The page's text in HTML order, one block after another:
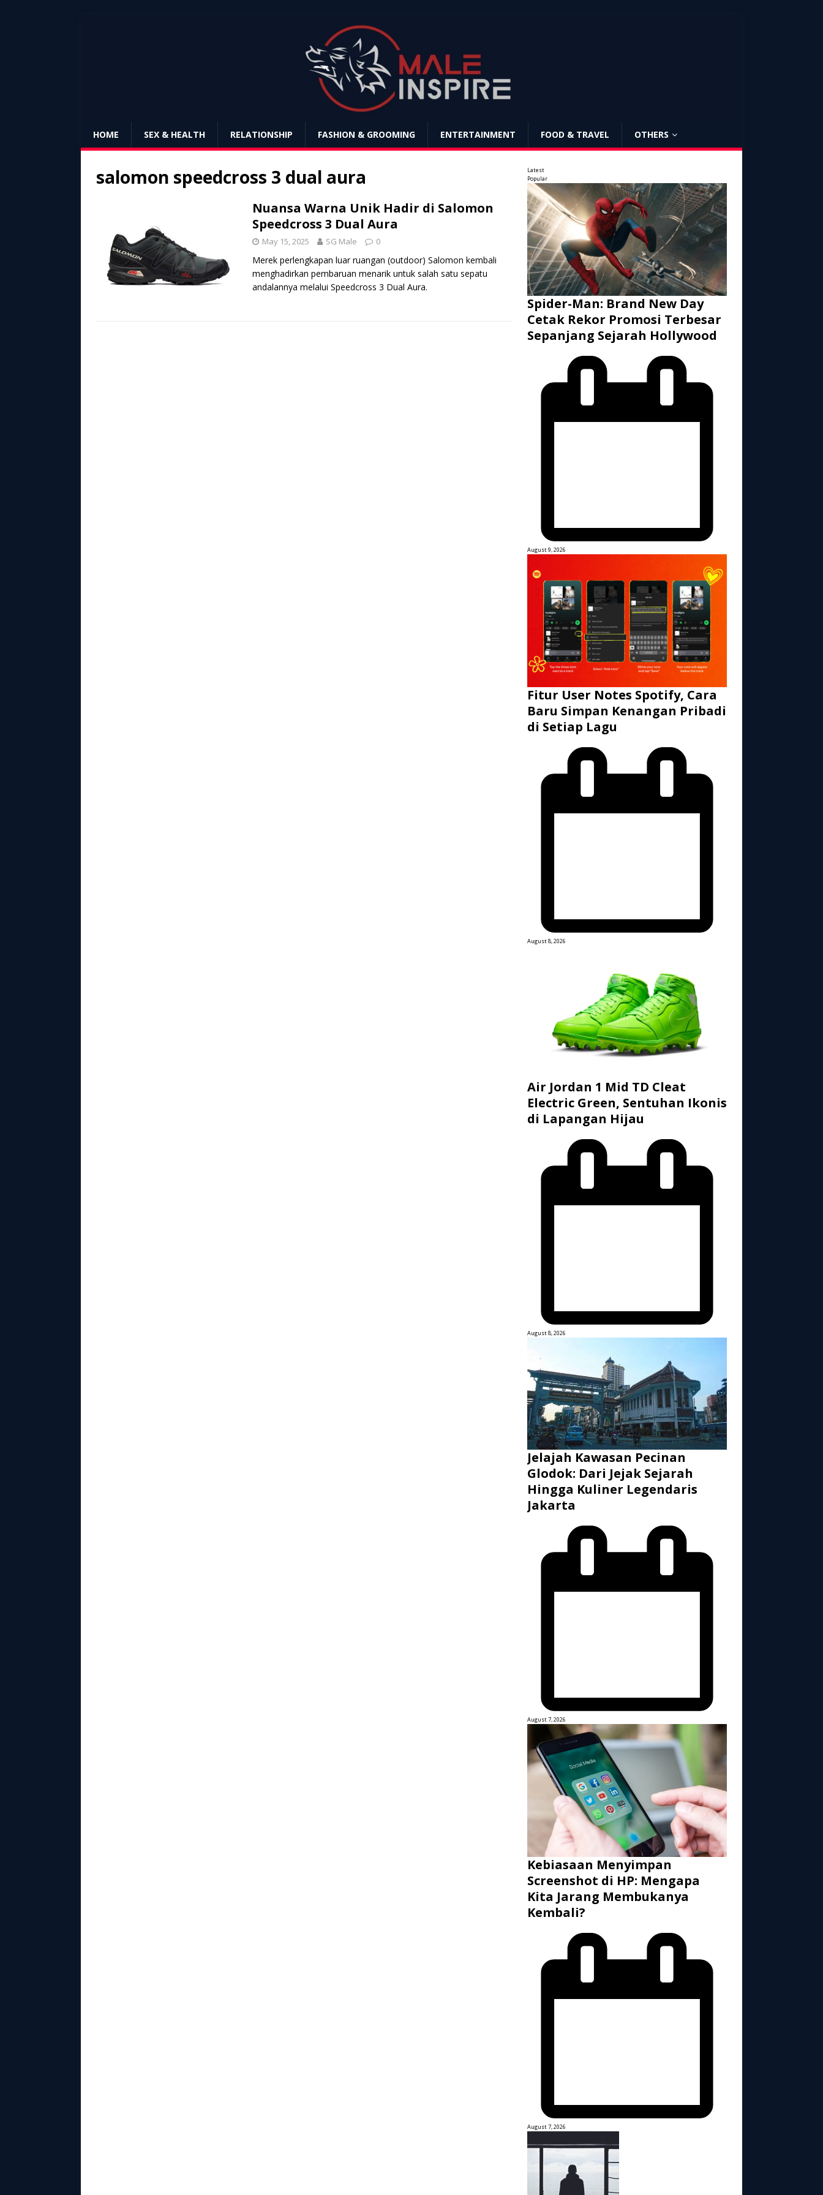
HOME SEX & HEALTH RELATIONSHIP FASHION & GROOMING ENTERTAINMENT FOOD & TRAVEL OTHERS
salomon speedcross 3 dual aura
Nuansa Warna Unik Hadir di Salomon
Speedcross 3 Dual Aura
May 15, 2025 SG Male 0
Merek perlengkapan luar ruangan (outdoor) Salomon kembali
menghadirkan pembaruan menarik untuk salah satu sepatu
andalannya melalui Speedcross 3 Dual Aura.
Latest
Popular
Spider-Man: Brand New Day
Cetak Rekor Promosi Terbesar
Sepanjang Sejarah Hollywood
August 9, 2026
Fitur User Notes Spotify, Cara
Baru Simpan Kenangan Pribadi
di Setiap Lagu
August 8, 2026
Air Jordan 1 Mid TD Cleat
Electric Green, Sentuhan Ikonis
di Lapangan Hijau
August 8, 2026
Jelajah Kawasan Pecinan
Glodok: Dari Jejak Sejarah
Hingga Kuliner Legendaris
Jakarta
August 7, 2026
Kebiasaan Menyimpan
Screenshot di HP: Mengapa
Kita Jarang Membukanya
Kembali?
August 7, 2026